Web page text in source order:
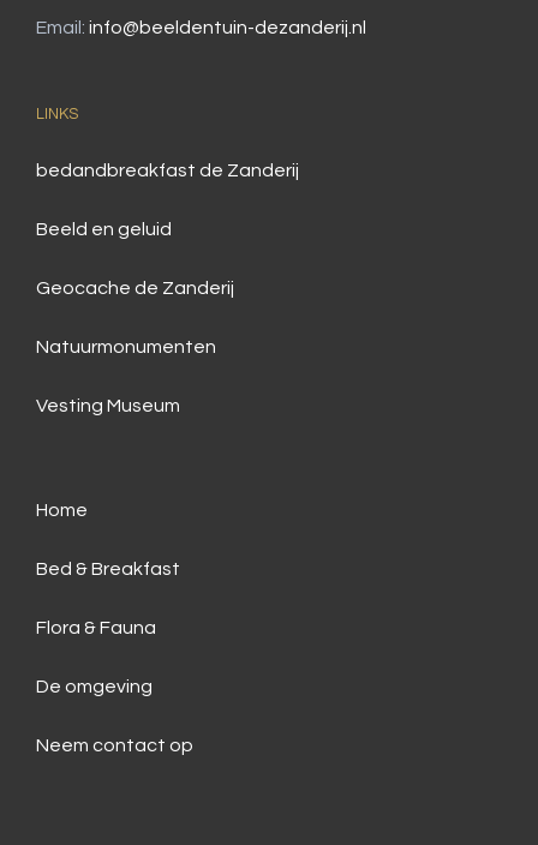
Email: info@beeldentuin-dezanderij.nl
LINKS
bedandbreakfast de Zanderij
Beeld en geluid
Geocache de Zanderij
Natuurmonumenten
Vesting Museum
Home
Bed & Breakfast
Flora & Fauna
De omgeving
Neem contact op